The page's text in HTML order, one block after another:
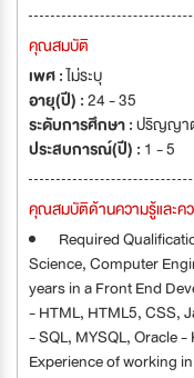
คุณสมบัติ
เพศ :ไม่ระบุ
อายุ(ปี) :24 - 35
ระดับการศึกษา :ปริญญา
ประสบการณ์(ปี) : 1 - 5
คุณสมบัติด้านความรู้และค
Required
Science, Computer
years in a Front End
- HTML, HTML5, CSS,
- SQL, MYSQL, Oracle
Experience of working